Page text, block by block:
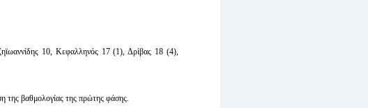
10, Κεφαλληνός 17 (1), Δρίβας 18 (4),
της βαθμολογίας της πρώτης φάσης.